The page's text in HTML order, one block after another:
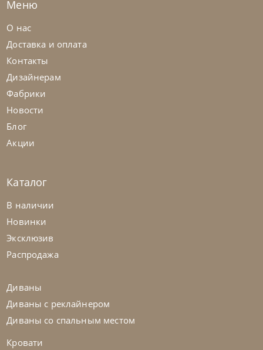
Nicolettihome
Кресло Break
Меню
О нас
Доставка и оплата
Контакты
Дизайнерам
Фабрики
Новости
Блог
Акции
Каталог
В наличии
Новинки
Эксклюзив
Распродажа
Диваны
Диваны с реклайнером
Диваны со спальным местом
Кровати